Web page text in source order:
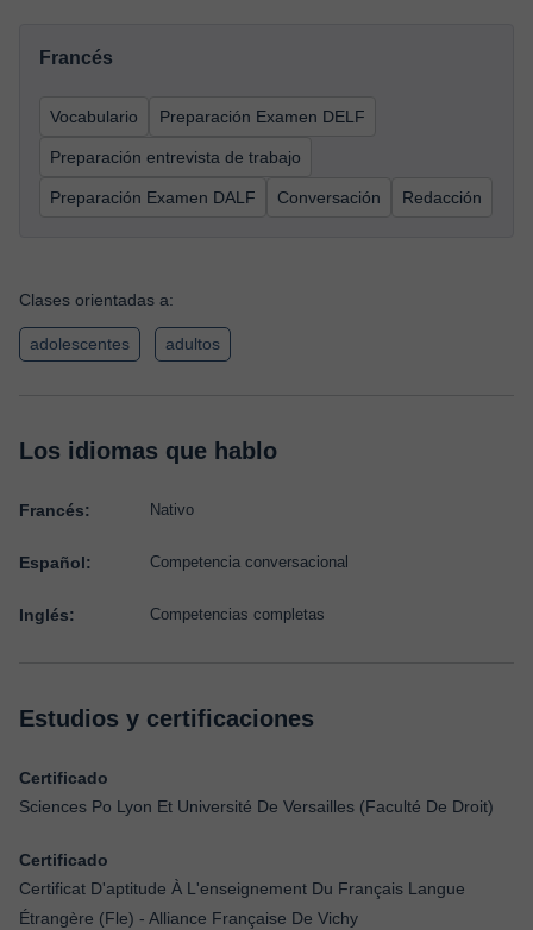
Francés
Vocabulario Preparación Examen DELF
Preparación entrevista de trabajo
Preparación Examen DALF Conversación Redacción
Clases orientadas a:
adolescentes adultos
Los idiomas que hablo
Francés: Nativo
Español: Competencia conversacional
Inglés: Competencias completas
Estudios y certificaciones
Certificado
Sciences Po Lyon Et Université De Versailles (Faculté De Droit)
Certificado
Certificat D'aptitude À L'enseignement Du Français Langue
Étrangère (Fle) - Alliance Française De Vichy